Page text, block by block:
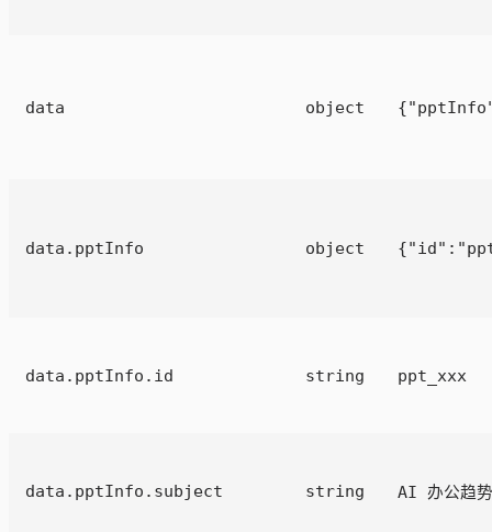
data object
data.pptInfo object
data.pptInfo.id string ppt_xxx
data.pptInfo.subject string AI 办公趋势